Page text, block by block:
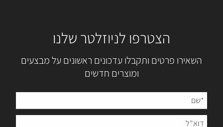
הצטרפו לניוזלטר שלנו
השאירו פרטים ותקבלו עדכונים ראשונים על מבצעים
ומוצרים חדשים